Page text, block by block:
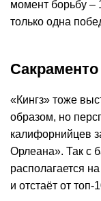
момент борьбу –
только одна
Сакраменто
«Кингз» тоже
образом, но
калифорнийцев
Орлеана». Так с
располагается
и отстаёт от